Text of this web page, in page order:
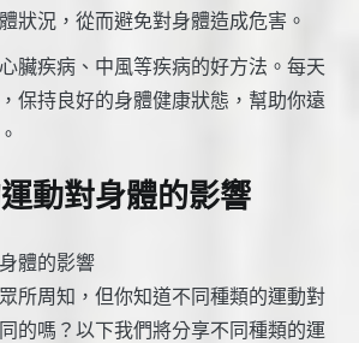
狀況，從而避免對身體造成危害。
臟疾病、中風等疾病的好方法。每天
保持良好的身體健康狀態，幫助你遠
動對身體的影響
體的影響
所周知，但你知道不同種類的運動對
的嗎？以下我們將分享不同種類的運